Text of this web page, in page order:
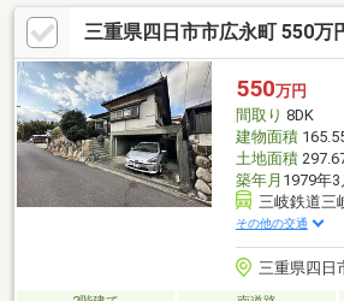
三重県四日市市広永町 550万
550万円
間取り 8DK
建物面積
土地面積
築年月 1979年
三岐鉄道三
その他の交通
三重県四日